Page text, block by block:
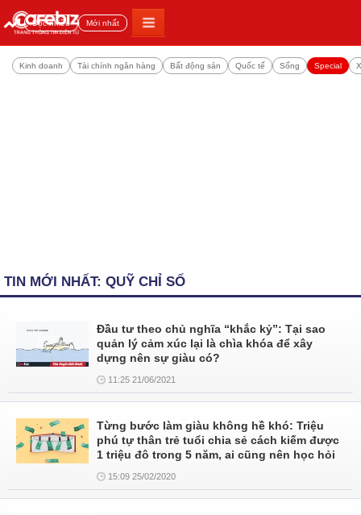
Đọc nhiều Mới nhất
Kinh doanh Tài chính ngân hàng Bất động sản Quốc tế Sống Special
TIN MỚI NHẤT: QUỸ CHỈ SỐ
Đầu tư theo chủ nghĩa “khắc kỷ”: Tại sao
quản lý cảm xúc lại là chìa khóa để xây
dựng nên sự giàu có?
11:25 21/06/2021
Từng bước làm giàu không hề khó: Triệu
phú tự thân trẻ tuổi chia sẻ cách kiếm được
1 triệu đô trong 5 năm, ai cũng nên học hỏi
15:09 25/02/2020